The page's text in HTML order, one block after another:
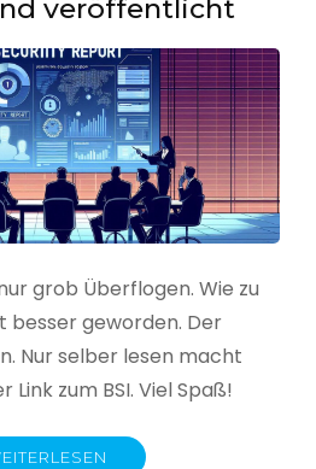
veröffentlicht
grob Überflogen. Wie zu
besser geworden. Der
Nur selber lesen macht
zum BSI. Viel Spaß!